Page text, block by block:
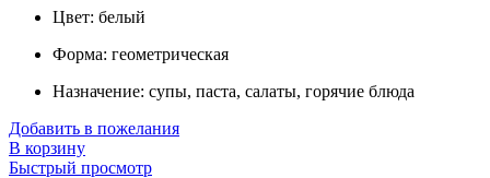
Цвет: белый
Форма: геометрическая
Назначение: супы, паста, салаты, горячие блюда
Добавить в пожелания
В корзину
Быстрый просмотр